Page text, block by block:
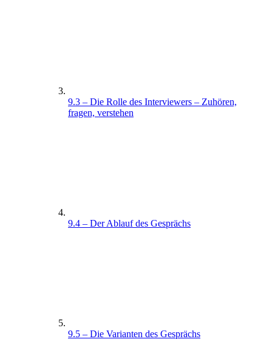
9.3 – Die Rolle des Interviewers – Zuhören,
fragen, verstehen
9.4 – Der Ablauf des Gesprächs
9.5 – Die Varianten des Gesprächs